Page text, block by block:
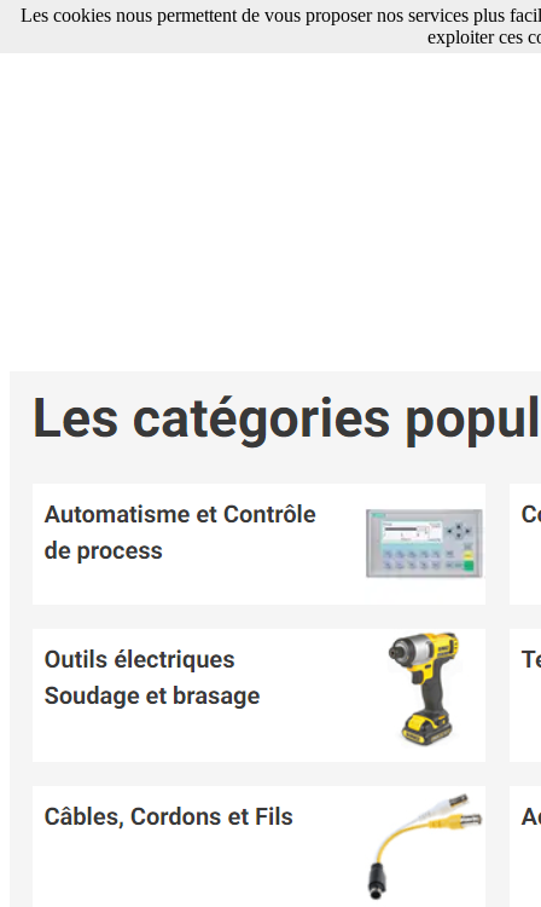
Les cookies nous permettent de vous proposer nos services plus
exploiter ces